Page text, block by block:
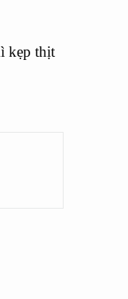
kẹp thịt